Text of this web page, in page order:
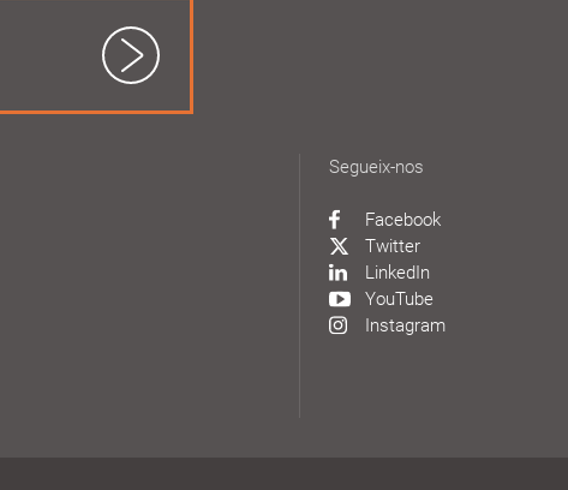
Segueix-nos
Facebook
Twitter
LinkedIn
YouTube
Instagram